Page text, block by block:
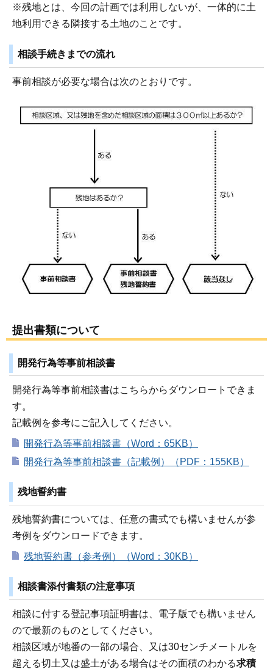
※残地とは、今回の計画では利用しないが、一体的に土
地利用できる隣接する土地のことです。
相談手続きまでの流れ
事前相談が必要な場合は次のとおりです。
提出書類について
開発行為等事前相談書
開発行為等事前相談書はこちらからダウンロートできま
す。
記載例を参考にご記入してください。
開発行為等事前相談書（Word：65KB）
開発行為等事前相談書（記載例）（PDF：155KB）
残地誓約書
残地誓約書については、任意の書式でも構いませんが参
考例をダウンロードできます。
残地誓約書（参考例）（Word：30KB）
相談書添付書類の注意事項
相談に付する登記事項証明書は、電子版でも構いません
ので最新のものとしてください。
相談区域が地番の一部の場合、又は30センチメートルを
超える切土又は盛土がある場合はその面積のわかる求積